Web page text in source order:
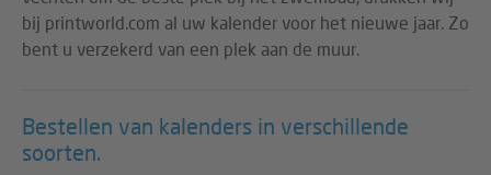
bij printworld.com al uw kalender voor het nieuwe jaar. Zo
bent u verzekerd van een plek aan de muur.
Bestellen van kalenders in verschillende
soorten.